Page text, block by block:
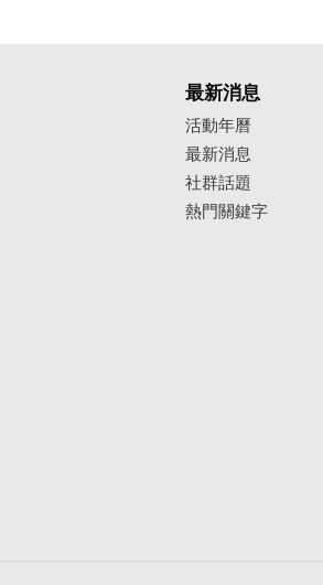
最新消息
活動年曆
最新消息
社群話題
熱門關鍵字